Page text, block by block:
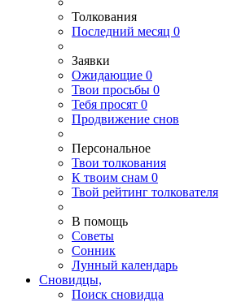
Толкования
Последний месяц 0
Заявки
Ожидающие 0
Твои просьбы 0
Тебя просят 0
Продвижение снов
Персональное
Твои толкования
К твоим снам 0
Твой рейтинг толкователя
В помощь
Советы
Сонник
Лунный календарь
Сновидцы,
Поиск сновидца